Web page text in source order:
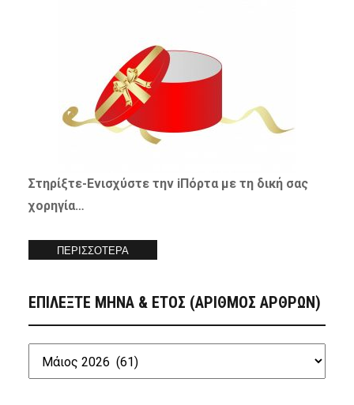
Στηρίξτε-Ενισχύστετην iΠόρτα με τη δική σας
χορηγία…
ΠΕΡΙΣΣΟΤΕΡΑ
ΕΠΙΛΕΞΤΕ ΜΗΝΑ & ΕΤΟΣ (ΑΡΙΘΜΟΣ ΑΡΘΡΩΝ)